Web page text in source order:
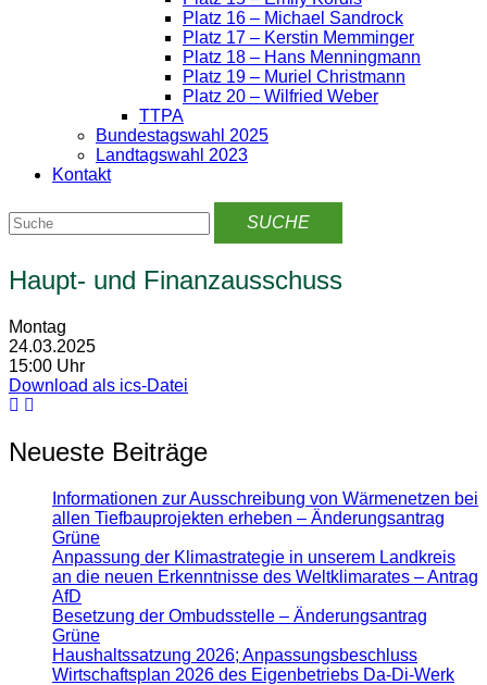
Platz 16 – Michael Sandrock
Platz 17 – Kerstin Memminger
Platz 18 – Hans Menningmann
Platz 19 – Muriel Christmann
Platz 20 – Wilfried Weber
TTPA
Bundestagswahl 2025
Landtagswahl 2023
Kontakt
Haupt- und Finanzausschuss
Montag
24.03.2025
15:00 Uhr
Download als ics-Datei
Neueste Beiträge
Informationen zur Ausschreibung von Wärmenetzen bei
allen Tiefbauprojekten erheben – Änderungsantrag
Grüne
Anpassung der Klimastrategie in unserem Landkreis
an die neuen Erkenntnisse des Weltklimarates – Antrag
AfD
Besetzung der Ombudsstelle – Änderungsantrag
Grüne
Haushaltssatzung 2026; Anpassungsbeschluss
Wirtschaftsplan 2026 des Eigenbetriebs Da-Di-Werk